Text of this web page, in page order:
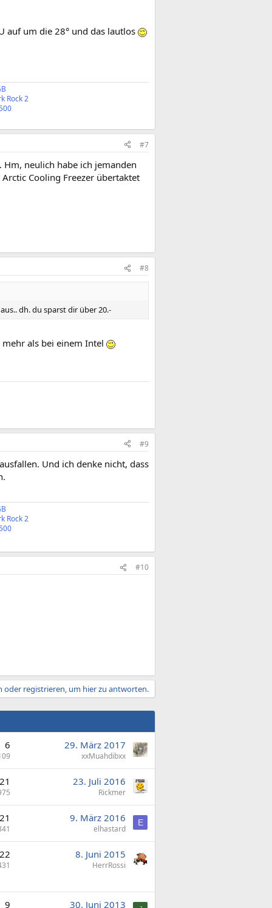
auf um die 28° und das lautlos
Rock 2
#7
neulich habe ich jemanden
Cooling Freezer übertaktet
#8
dh. du sparst dir über 20.-
als bei einem Intel
#9
Und ich denke nicht, dass
Rock 2
#10
oder registrieren, um hier zu antworten.
6 29. März 2017
xxMuahdibxx
21 23. Juli 2016
Rickmer
21 9. März 2016
elhastard
E
22 8. Juni 2015
HerrRossi
9 30. Juni 2013